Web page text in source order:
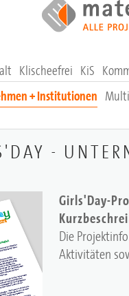
+ Institutionen
Klischeefrei KiS
-
Girls'Day-
Die
Aktivitäten